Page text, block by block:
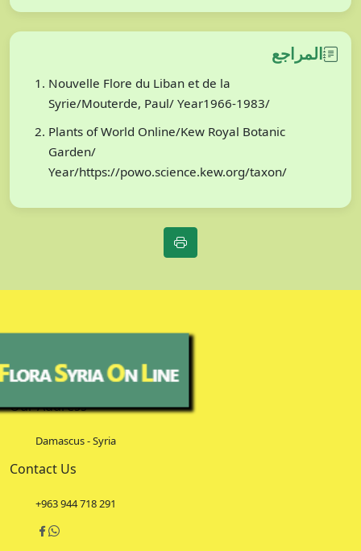
المراجع
Nouvelle Flore du Liban et de la
Syrie/Mouterde, Paul/ Year1966-1983/
Plants of World Online/Kew Royal Botanic
Garden/
Year/https://powo.science.kew.org/taxon/
Our Address
Damascus - Syria
Contact Us
+963 944 718 291